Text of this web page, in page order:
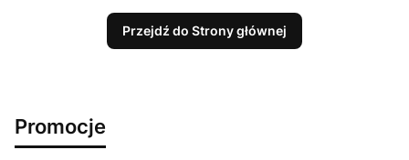
Przejdź do Strony głównej
Promocje